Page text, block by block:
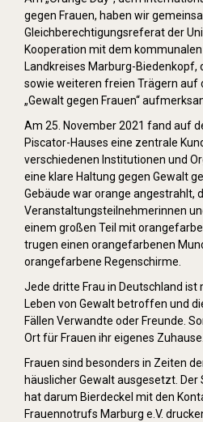
gegen Frauen, haben wir
Gleichberechtigungsreferat der
Kooperation mit dem
Landkreises Marburg-Biedenkopf,
sowie weiteren freien Trägern auf
„Gewalt gegen Frauen“
Am 25. November 2021 fand auf
Piscator-Hauses eine zentrale
verschiedenen Institutionen und
eine klare Haltung gegen Gewalt
Gebäude war orange angestrahlt,
Veranstaltungsteilnehmerinnen
einem großen Teil mit
trugen einen orangefarbenen
orangefarbene Regenschirme.
Jede dritte Frau in Deutschland ist
Leben von Gewalt betroffen und
Fällen Verwandte oder Freunde.
Ort für Frauen ihr eigenes Zuhause.
Frauen sind besonders in Zeiten
häuslicher Gewalt ausgesetzt.
hat darum Bierdeckel mit den
Frauennotrufs Marburg e.V.